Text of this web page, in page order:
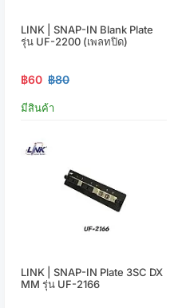
LINK | SNAP-IN Blank Plate
รุ่น UF-2200 (เพลทปิด)
฿60 ฿80
มีสินค้า
LINK | SNAP-IN Plate 3SC DX
MM รุ่น UF-2166